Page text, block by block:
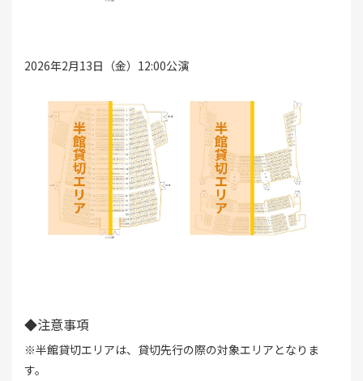
2026年2月13日（金）12:00公演
◆注意事項
※半館貸切エリアは、貸切先行の際の対象エリアとなりま
す。